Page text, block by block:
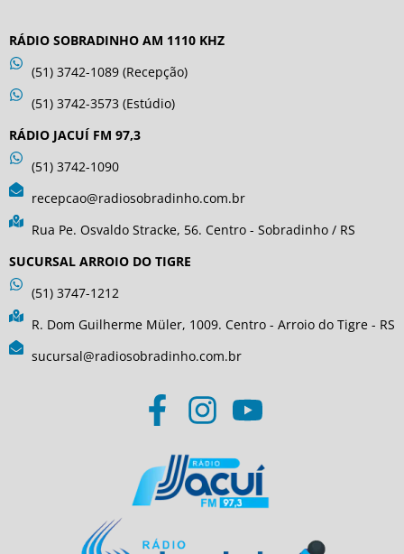
RÁDIO SOBRADINHO AM 1110 KHZ
(51) 3742-1089 (Recepção)
(51) 3742-3573 (Estúdio)
RÁDIO JACUÍ FM 97,3
(51) 3742-1090
recepcao@radiosobradinho.com.br
Rua Pe. Osvaldo Stracke, 56. Centro - Sobradinho / RS
SUCURSAL ARROIO DO TIGRE
(51) 3747-1212
R. Dom Guilherme Müler, 1009. Centro - Arroio do Tigre - RS
sucursal@radiosobradinho.com.br